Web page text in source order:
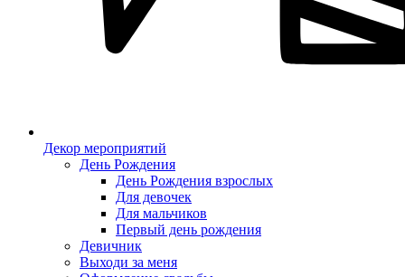
Декор мероприятий
День Рождения
День Рождения взрослых
Для девочек
Для мальчиков
Первый день рождения
Девичник
Выходи за меня